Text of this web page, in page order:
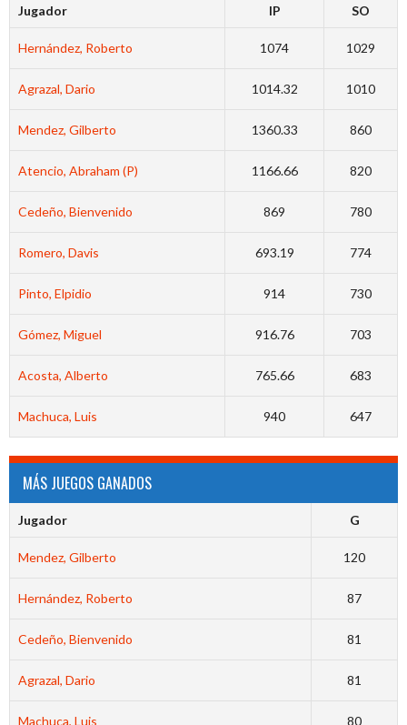
Jugador IP SO
Hernández, Roberto 1074 1029
Agrazal, Dario 1014.32 1010
Mendez, Gilberto 1360.33 860
Atencio, Abraham (P) 1166.66 820
Cedeño, Bienvenido 869 780
Romero, Davis 693.19 774
Pinto, Elpidio 914 730
Gómez, Miguel 916.76 703
Acosta, Alberto 765.66 683
Machuca, Luis 940 647
MÁS JUEGOS GANADOS
Jugador G
Mendez, Gilberto 120
Hernández, Roberto 87
Cedeño, Bienvenido 81
Agrazal, Dario 81
Machuca, Luis 80